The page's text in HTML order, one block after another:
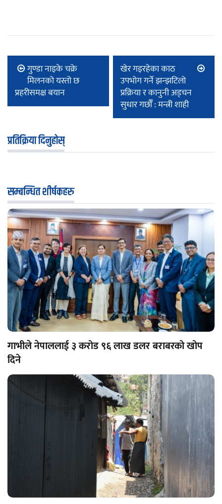
गुण्डा नाइके चक्रे
मिलनको यस्तो छ
प्रहरीसमक्ष बयान
खेर गइरहेका काठ
उपभोग गर्ने झन्झटिलो
प्रक्रिया र कानुनी अड्चन
सुधार गर्छौँ : मन्त्री शाही
प्रतिक्रिया दिनुहोस्
सम्बन्धित शीर्षकहरु
गाभीले नेपाललाई ३ करोड ९६ लाख डलर बराबरको खोप
दिने